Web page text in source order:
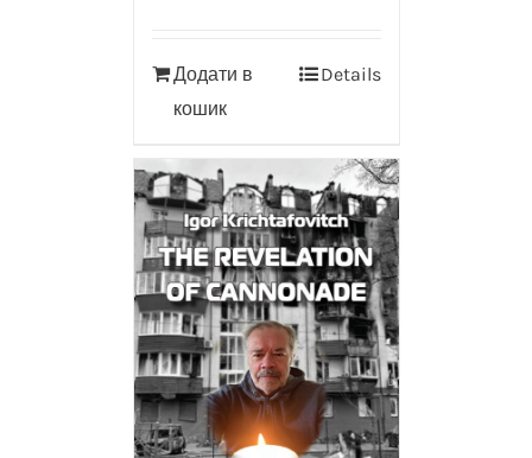
Додати в
кошик
Details